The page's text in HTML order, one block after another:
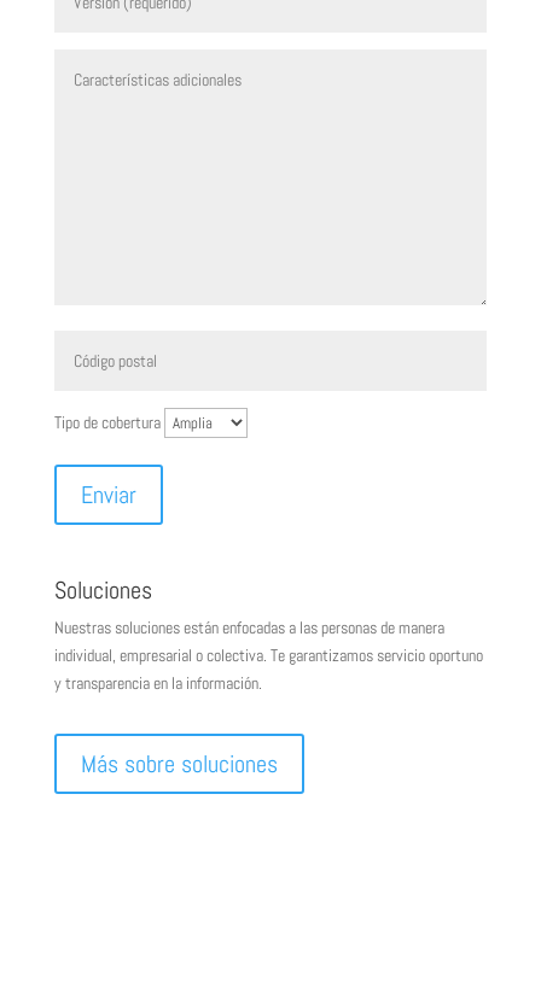
Tipo de cobertura
Soluciones
Nuestras soluciones están enfocadas a las personas de manera
individual, empresarial o colectiva. Te garantizamos servicio oportuno
y transparencia en la información.
Más sobre soluciones